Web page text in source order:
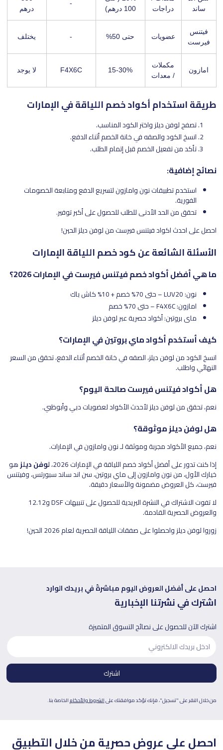
ساند
دراجات
100 درهم)
-
درهم
فيتنس
فيرست
عضويات حتى 50% - يختلف
امازون
مكملات
/ معدات
15-30%
F4X6C لا يوجد
طريقة استخدام أكواد خصم اللياقة في الإمارات
تصفح لوفن ديلز واختر الكود المناسب.
انسخ الكود والصقه في خانة الخصم أثناء الدفع.
تأكد من تفعيل الخصم قبل إتمام الطلب.
نصائح إضافية:
استخدم تطبيقات نون وامازون لتسريع الدفع ومتابعة الخصومات
الفورية.
تحقق من الحد الأدنى للطلب للحصول على أكبر توفير.
احصل على احدث اكواد فيتنس فيرست من لوفن ديلز الحين!
الأسئلة الشائعة عن كود خصم اللياقة الإمارات
ما هي أفضل أكواد خصم فيتنس فيرست في الإمارات 2026؟
نون: LUV20 – حتى 70% خصم + 10% كاش باك
امازون: F4X6C – حتى 70% خصم
ماي بروتين: أكواد حصرية عبر لوفن ديلز
كيف أستخدم أكواد ماي بروتين في الإمارات؟
انسخ الكود من لوفن ديلز، الصقه في خانة الخصم أثناء الدفع، تحقق من السعر
النهائي واطلب.
هل أكواد فيتنس فيرست صالحة اليوم؟
نعم، تحقق من لوفن ديلز لأحدث الأكواد لعضويات دبي وأبوظبي.
هل لوفن ديلز موثوقة؟
نعم، جميع الأكواد مجربة وموثقة لـ نون وامازون في الإمارات.
إذا كنت تدور على أفضل أكواد خصم اللياقة في الإمارات 2026،
لوفن ديلزهو
خيارك الأول، من نون وامازون إلى ماي بروتين، سن اند ساند سبورتس، وفيتنس
فيرست، كل العروض مضمونة والأسعار دقيقة.
لا تفوت الاشتراك في النشرة البريدية للحصول على تنبيهات DSF و12.12
والعروض الحصرية القادمة.
زوروا لوفن ديلز واحصلوا على صفقات اللياقة الحصرية لعام 2026 الحين!
احصل على أفضل العروض اليوم مباشرةً في بريدك الوارد
اشترك في نشرتنا الإخبارية
اشترك الآن للحصول على نصائح التسوق المتميزة
من خلال النقر على "تسجيل"، فإنك تؤكد موافقتك علىالشروط والأحكامالخاصة بنا.
احصل على عروض حصرية من خلال التطبيق